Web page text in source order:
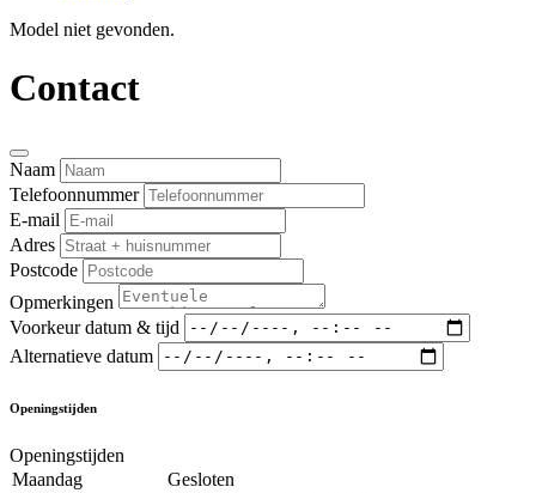
Model niet gevonden.
Contact
Naam
Telefoonnummer
E-mail
Adres
Postcode
Opmerkingen
Voorkeur datum & tijd
Alternatieve datum
Openingstijden
Openingstijden
Maandag
Gesloten